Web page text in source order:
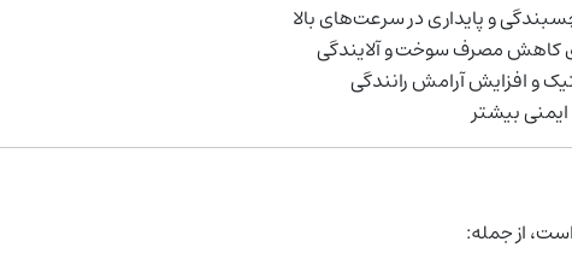
و پایداری در سرعت‌های بالا
کاهش مصرف سوخت و آلایندگی
و افزایش آرامش رانندگی
بیشتر
از جمله: